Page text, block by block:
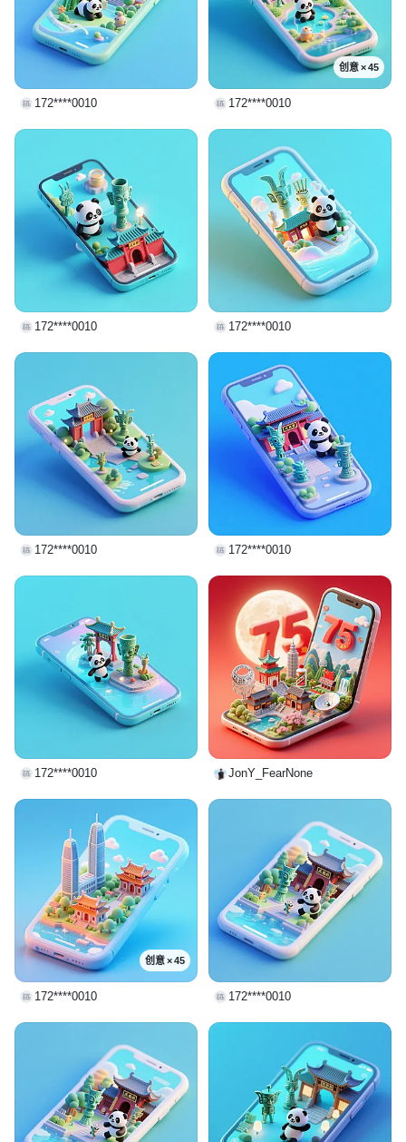
172****0010
创意 × 45
172****0010
172****0010 172****0010
172****0010 172****0010
172****0010 JonY_FearNone
创意 × 45
172****0010 172****0010